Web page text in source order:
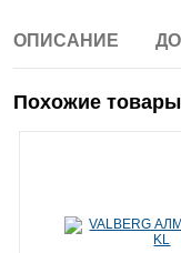
ОПИСАНИЕ
Похожие